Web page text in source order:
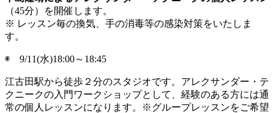
（45分）を開催します。
※ レッスン毎の換気、手の消毒等の感染対策をいたしま
す。
◉ 9/11(水)18:00～18:45
江古田駅から徒歩２分のスタジオです。アレクサンダー・テ
クニークの入門ワークショップとして、経験のある方には通
常の個人レッスンになります。※グループレッスンをご希望